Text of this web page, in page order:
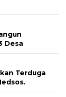
Desa
Terduga